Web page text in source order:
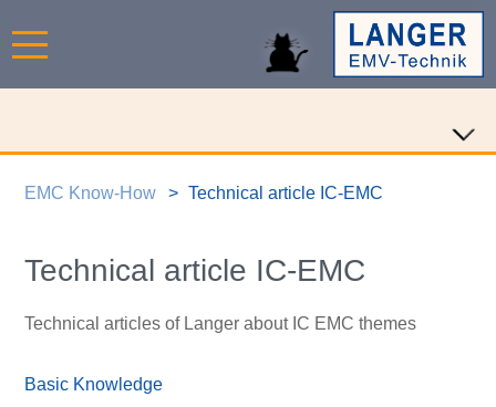
EMC Know-How Technical article IC-EMC
Technical article IC-EMC
Technical articles of Langer about IC EMC themes
Basic Knowledge